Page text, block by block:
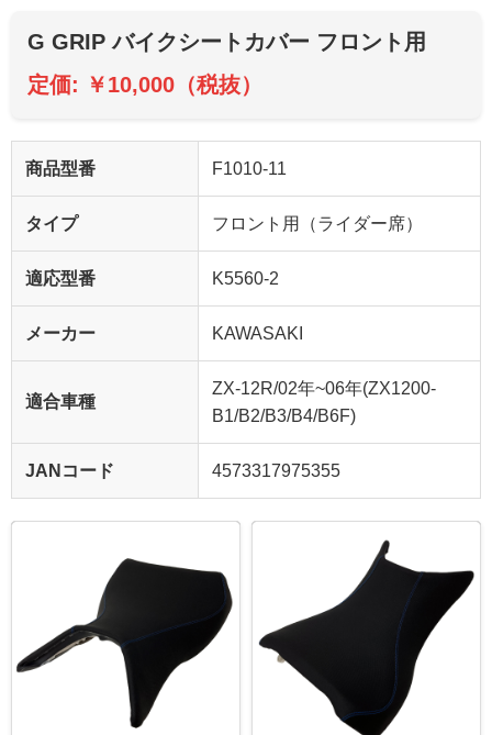
G GRIP バイクシートカバー フロント用
定価: ￥10,000（税抜）
商品型番 F1010-11
タイプ フロント用（ライダー席）
適応型番 K5560-2
メーカー KAWASAKI
適合車種
ZX-12R/02年~06年(ZX1200-
B1/B2/B3/B4/B6F)
JANコード 4573317975355